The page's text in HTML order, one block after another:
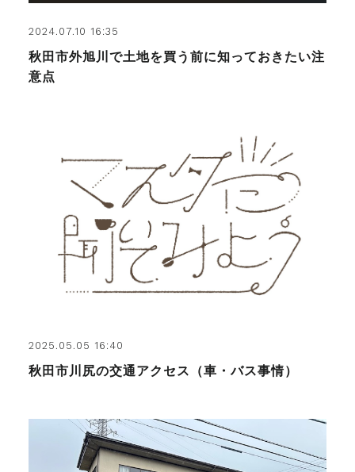
2024.07.10 16:35
秋田市外旭川で土地を買う前に知っておきたい注
意点
2025.05.05 16:40
秋田市川尻の交通アクセス（車・バス事情）